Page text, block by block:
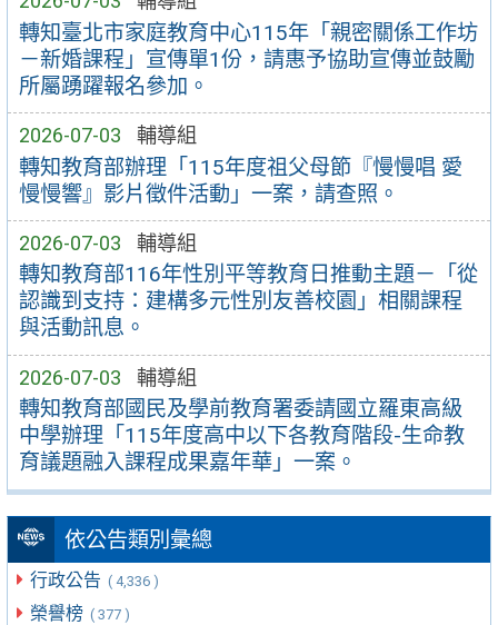
轉知臺北市家庭教育中心115年「親密關係工作坊
－新婚課程」宣傳單1份，請惠予協助宣傳並鼓勵
所屬踴躍報名參加。
2026-07-03 輔導組
轉知教育部辦理「115年度祖父母節『慢慢唱 愛
慢慢響』影片徵件活動」一案，請查照。
2026-07-03 輔導組
轉知教育部116年性別平等教育日推動主題－「從
認識到支持：建構多元性別友善校園」相關課程
與活動訊息。
2026-07-03 輔導組
轉知教育部國民及學前教育署委請國立羅東高級
中學辦理「115年度高中以下各教育階段-生命教
育議題融入課程成果嘉年華」一案。
依公告類別彙總
行政公告 ( 4,336 )
榮譽榜 ( 377 )